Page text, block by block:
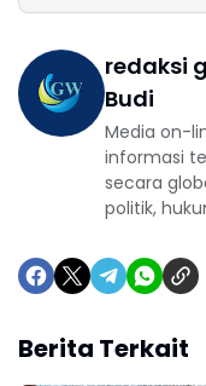
redaksi
Budi
Media on-
informasi
secara
politik,
Berita Terkait